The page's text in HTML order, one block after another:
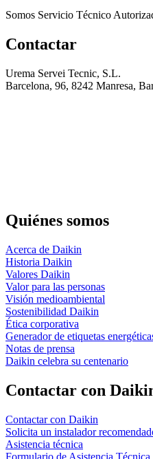
Somos Servicio Técnico
Contactar
Urema Servei Tecnic, S.L.
Barcelona, 96, 8242 Manresa,
Quiénes somos
Acerca de Daikin
Historia Daikin
Valores Daikin
Valor para las personas
Visión medioambiental
Sostenibilidad Daikin
Ética corporativa
Generador de etiquetas
Notas de prensa
Daikin celebra su centenario
Contactar con
Contactar con Daikin
Solicita un instalador
Asistencia técnica